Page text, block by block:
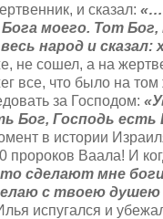
и сказал: «…
Бога моего. Тот
народ и сказал:
не сошел, а на
все, что было на
за Господом:
Бог, Господь есть
в истории
пророков Ваала! И
сделают мне
с твоею
испугался и